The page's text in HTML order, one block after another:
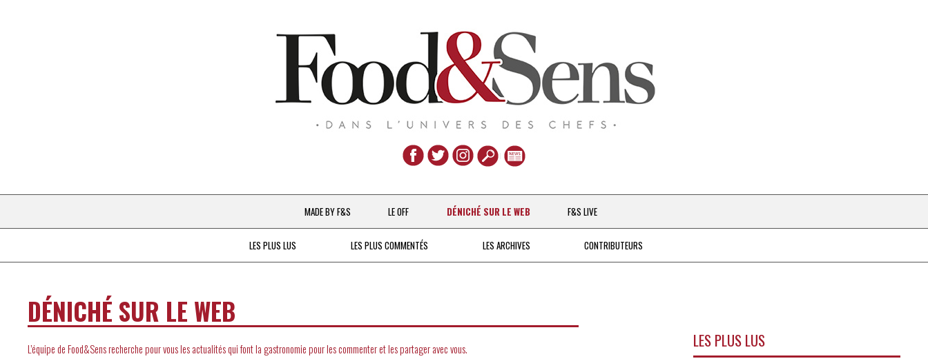
Aller
au
contenu
MADE BY F&S
CHEFS & ACTUALITÉS
DESTIN DE FEMME
V…DE VOYAGE
LE OFF DÉNICHÉ SUR LE WEB F&S LIVE
LES PLUS LUS LES PLUS COMMENTÉS LES ARCHIVES CONTRIBUTEURS
DÉNICHÉ SUR LE WEB
L’équipe de Food&Sens recherche pour vous les actualités qui font la gastronomie pour les commenter et les partager avec vous. LES PLUS LUS